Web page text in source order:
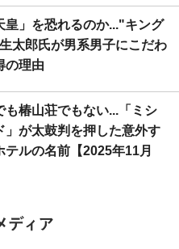
皇」を恐れるのか..."キング
太郎氏が男系男子にこだわ
の理由
も椿山荘でもない...「ミシ
」が太鼓判を押した意外す
テルの名前【2025年11月